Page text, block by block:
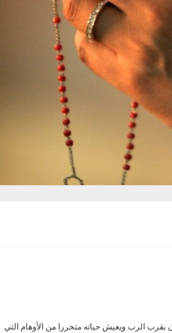
الرب ويعيش حياته متحررا من الأوهام التي